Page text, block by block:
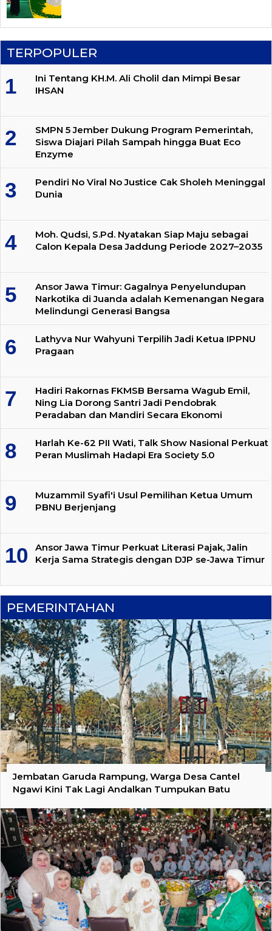
TERPOPULER
Ini Tentang KH.M. Ali Cholil dan Mimpi Besar
IHSAN
SMPN 5 Jember Dukung Program Pemerintah,
Siswa Diajari Pilah Sampah hingga Buat Eco
Enzyme
Pendiri No Viral No Justice Cak Sholeh Meninggal
Dunia
Moh. Qudsi, S.Pd. Nyatakan Siap Maju sebagai
Calon Kepala Desa Jaddung Periode 2027–2035
Ansor Jawa Timur: Gagalnya Penyelundupan
Narkotika di Juanda adalah Kemenangan Negara
Melindungi Generasi Bangsa
Lathyva Nur Wahyuni Terpilih Jadi Ketua IPPNU
Pragaan
Hadiri Rakornas FKMSB Bersama Wagub Emil,
Ning Lia Dorong Santri Jadi Pendobrak
Peradaban dan Mandiri Secara Ekonomi
Harlah Ke-62 PII Wati, Talk Show Nasional Perkuat
Peran Muslimah Hadapi Era Society 5.0
Muzammil Syafi'i Usul Pemilihan Ketua Umum
PBNU Berjenjang
Ansor Jawa Timur Perkuat Literasi Pajak, Jalin
Kerja Sama Strategis dengan DJP se-Jawa Timur
PEMERINTAHAN
Jembatan Garuda Rampung, Warga Desa Cantel
Ngawi Kini Tak Lagi Andalkan Tumpukan Batu